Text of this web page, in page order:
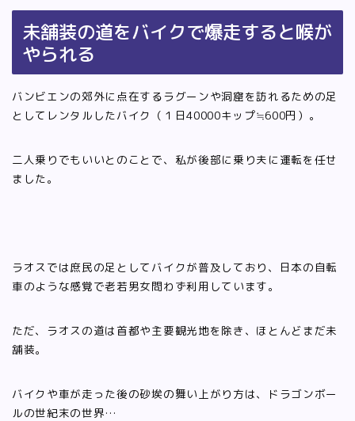
未舗装の道をバイクで爆走すると喉が
やられる
バンビエンの郊外に点在するラグーンや洞窟を訪れるための足
としてレンタルしたバイク（１日40000キップ≒600円）。
二人乗りでもいいとのことで、私が後部に乗り夫に運転を任せ
ました。
ラオスでは庶民の足としてバイクが普及しており、日本の自転
車のような感覚で老若男女問わず利用しています。
ただ、ラオスの道は首都や主要観光地を除き、ほとんどまだ未
舗装。
バイクや車が走った後の砂埃の舞い上がり方は、ドラゴンボー
ルの世紀末の世界…